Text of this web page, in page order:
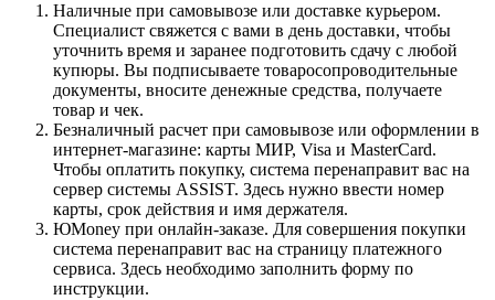
Наличные при самовывозе или доставке курьером.
Специалист свяжется с вами в день доставки, чтобы
уточнить время и заранее подготовить сдачу с любой
купюры. Вы подписываете товаросопроводительные
документы, вносите денежные средства, получаете
товар и чек.
Безналичный расчет при самовывозе или оформлении в
интернет-магазине: карты МИР, Visa и MasterCard.
Чтобы оплатить покупку, система перенаправит вас на
сервер системы ASSIST. Здесь нужно ввести номер
карты, срок действия и имя держателя.
ЮMoney при онлайн-заказе. Для совершения покупки
система перенаправит вас на страницу платежного
сервиса. Здесь необходимо заполнить форму по
инструкции.